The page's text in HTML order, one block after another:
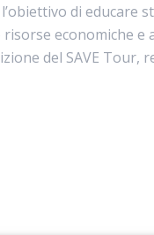
di educare
economiche e
del SAVE Tour,